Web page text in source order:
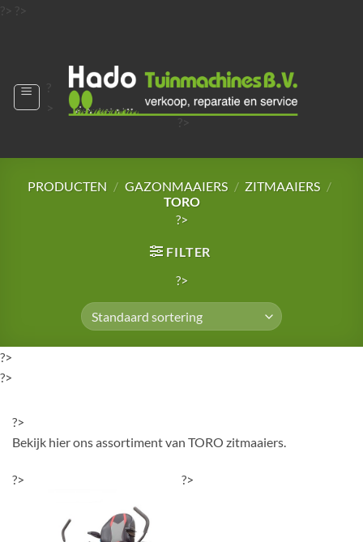
?> ?>
?>
?
PRODUCTEN / GAZONMAAIERS / ZITMAAIERS /
TORO
?>
FILTER
?>
?>
?>
?>
Bekijk hier ons assortiment van TORO zitmaaiers.
?> ?>